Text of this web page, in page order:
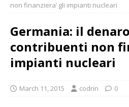
non finanziera’ gli impianti nucleari
Germania: il
contribuenti non
impianti nucleari
March 11, 2015 codrin 0